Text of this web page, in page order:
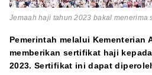
Jemaah haji tahun 2023 bakal menerima
Pemerintah melalui Kementerian
memberikan sertifikat haji
2023. Sertifikat ini dapat